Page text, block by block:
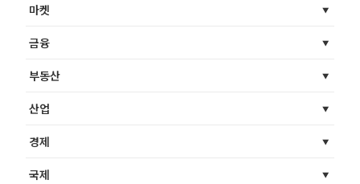
마켓
금융
부동산
산업
경제
국제